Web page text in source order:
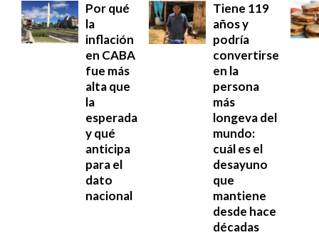
Por qué
la
inflación
en CABA
fue más
alta que
la
esperada
y qué
anticipa
para el
dato
nacional
Tiene 119
años y
podría
convertirse
en la
persona
más
longeva del
mundo:
cuál es el
desayuno
que
mantiene
desde hace
décadas